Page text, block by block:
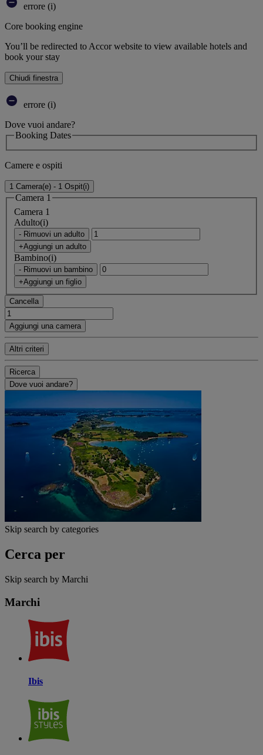
errore (i)
Core booking engine
You’ll be redirected to Accor website to view available hotels and
book your stay
Chiudi finestra
errore (i)
Dove vuoi andare?
Booking Dates
Camere e ospiti
1 Camera(e) - 1 Ospit(i)
Camera 1
Camera 1
Adulto(i)
- Rimuovi un adulto
+Aggiungi un adulto
Bambino(i)
- Rimuovi un bambino
+Aggiungi un figlio
Cancella
Aggiungi una camera
Altri criteri
Ricerca
Dove vuoi andare?
Skip search by categories
Cerca per
Skip search by Marchi
Marchi
Ibis